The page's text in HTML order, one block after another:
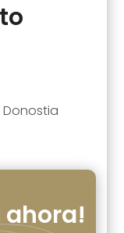
Donostia
ahora!